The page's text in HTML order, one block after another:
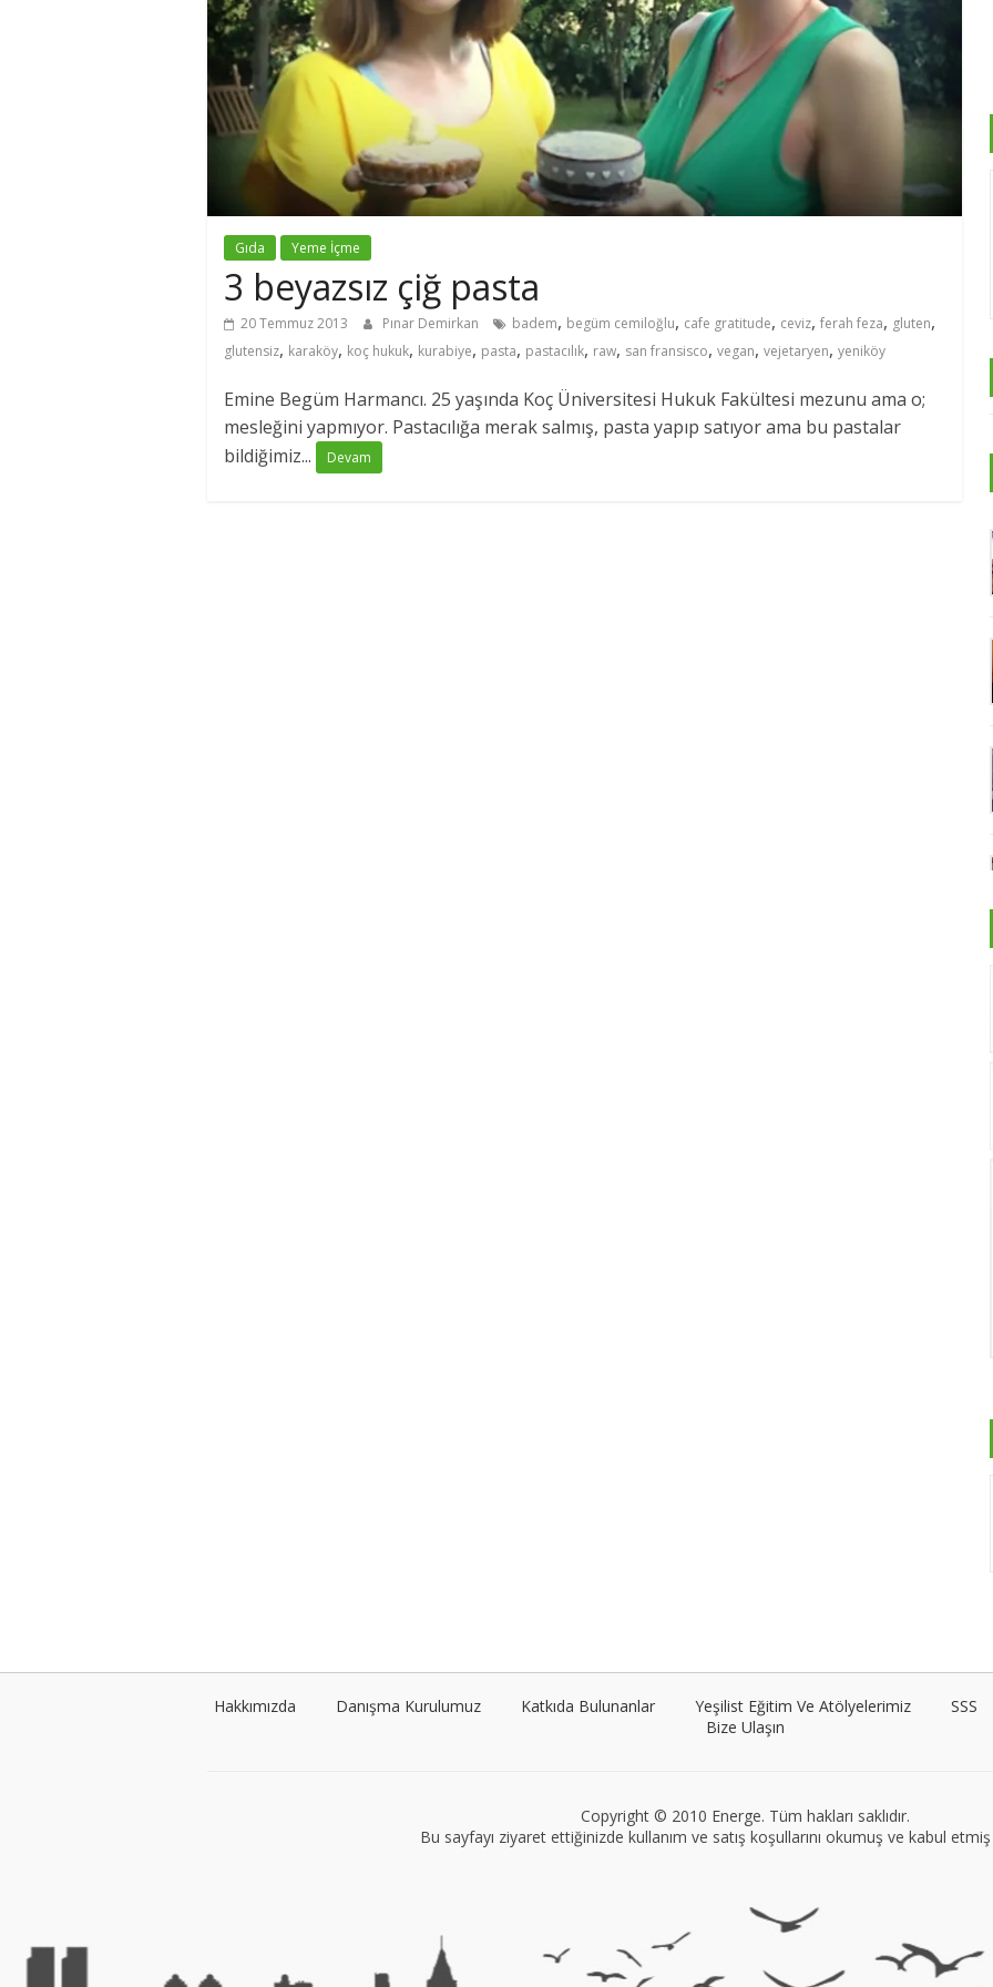
Gıda Yeme İçme
3 beyazsız çiğ pasta
20 Temmuz 2013 Pınar Demirkan badem, begüm cemiloğlu, cafe gratitude, ceviz, ferah feza, gluten,
glutensiz, karaköy, koç hukuk, kurabiye, pasta, pastacılık, raw, san fransisco, vegan, vejetaryen, yeniköy
Emine Begüm Harmancı. 25 yaşında Koç Üniversitesi Hukuk Fakültesi mezunu ama o;
mesleğini yapmıyor. Pastacılığa merak salmış, pasta yapıp satıyor ama bu pastalar
bildiğimiz...
Devam
Hakkımızda Danışma Kurulumuz Katkıda Bulunanlar Yeşilist Eğitim Ve Atölyelerimiz SSS
Bize Ulaşın
Copyright © 2010 Energe. Tüm hakları saklıdır.
Bu sayfayı ziyaret ettiğinizde kullanım ve satış koşullarını okumuş ve kabul etmiş